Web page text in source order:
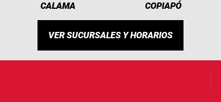
CALAMA
COPIAPÓ
VER SUCURSALES Y HORARIOS